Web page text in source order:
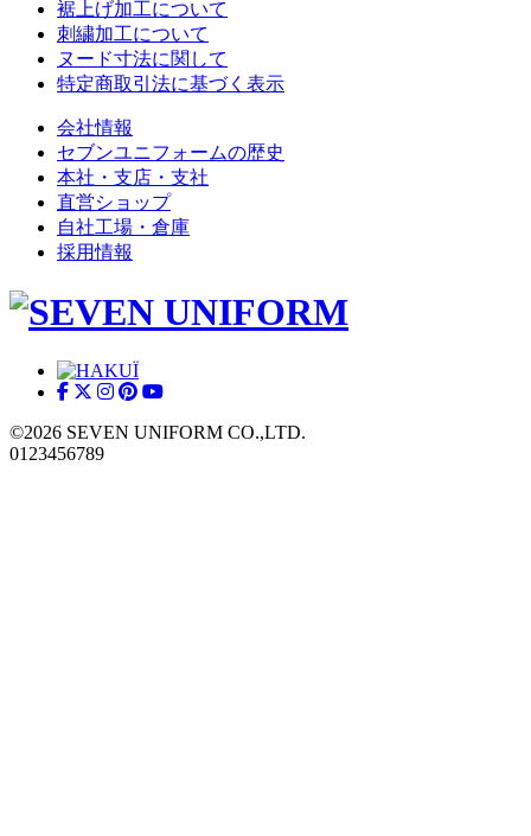
裾上げ加工について
刺繍加工について
ヌード寸法に関して
特定商取引法に基づく表示
会社情報
セブンユニフォームの歴史
本社・支店・支社
直営ショップ
自社工場・倉庫
採用情報
©2026 SEVEN UNIFORM CO.,LTD.
0123456789